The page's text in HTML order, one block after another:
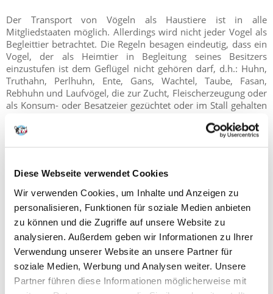
Diese Webseite verwendet Cookies
Wir verwenden Cookies, um Inhalte und Anzeigen zu
personalisieren, Funktionen für soziale Medien anbieten
zu können und die Zugriffe auf unsere Website zu
analysieren. Außerdem geben wir Informationen zu Ihrer
Verwendung unserer Website an unsere Partner für
soziale Medien, Werbung und Analysen weiter. Unsere
Partner führen diese Informationen möglicherweise mit
Der Transport von Vögeln als Haustiere ist in alle
Mitgliedstaaten möglich. Allerdings wird nicht jeder Vogel als
Begleittier betrachtet. Die Regeln besagen eindeutig, dass ein
Vogel, der als Heimtier in Begleitung seines Besitzers
einzustufen ist dem Geflügel nicht gehören darf, d.h.: Huhn,
Truthahn, Perlhuhn, Ente, Gans, Wachtel, Taube, Fasan,
Rebhuhn und Laufvögel, die zur Zucht, Fleischerzeugung oder
als Konsum- oder Besatzeier gezüchtet oder im Stall gehalten
Vögel, die als Haustiere behandelt werden, müssen während
werden. Mit dem Tier muss ein Gesundheitszeugnis, das von
einem autorisierten amtlichen Tierarzt ausgestellt wurde, und
eine Erklärung des Eigentümers mitgeführt werden. Oft ist es
auch erforderlich, die zuständigen Stellen des Ziellandes zu
informieren. Einzelheiten und Formulare sind beim
Botschaftspersonal des gegebenen Landes erhältlich.
Es gibt keine gesonderten Bestimmungen, die den Transport
von Kaninchen und Nagetieren zwischen den Mitgliedstaaten
verbieten. Jedes Land wendet jedoch seine eigenen Regeln für